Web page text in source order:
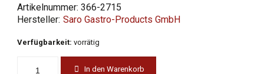
Artikelnummer:366-2715
Saro Gastro-Products GmbH
Verfügbarkeit: vorrätig
In den Warenkorb